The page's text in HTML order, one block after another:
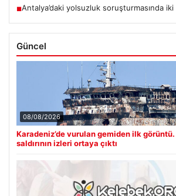
■Antalya’daki yolsuzluk soruşturmasında iki
Güncel
08/08/2026
Karadeniz’de vurulan gemiden ilk görüntü.
saldırının izleri ortaya çıktı